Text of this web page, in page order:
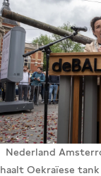
Nederland
haalt Oekraïese